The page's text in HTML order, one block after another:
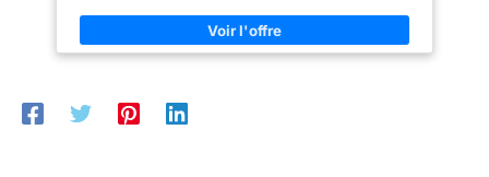
l'aperçu de l'image) Le meilleur ballon d'entraînement pour
chaque équipe